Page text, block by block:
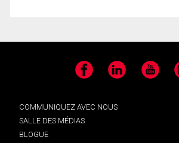
Facebook LinkedIn YouTube
COMMUNIQUEZ AVEC NOUS
SALLE DES MÉDIAS
BLOGUE